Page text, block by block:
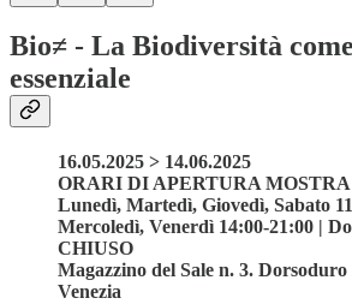
Bio≠ - La Biodiversità
essenziale
16.05.2025 > 14.06.2025
ORARI DI APERTURA MOSTRA
Lunedì, Martedì, Giovedì, Sabato
Mercoledì, Venerdì 14:00-21:00 |
CHIUSO
Magazzino del Sale n. 3. Dorsoduro
Venezia